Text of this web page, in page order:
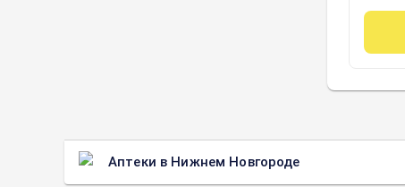
Аптеки в Нижнем Новгороде